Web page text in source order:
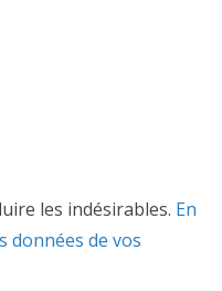
les indésirables. En
données de vos